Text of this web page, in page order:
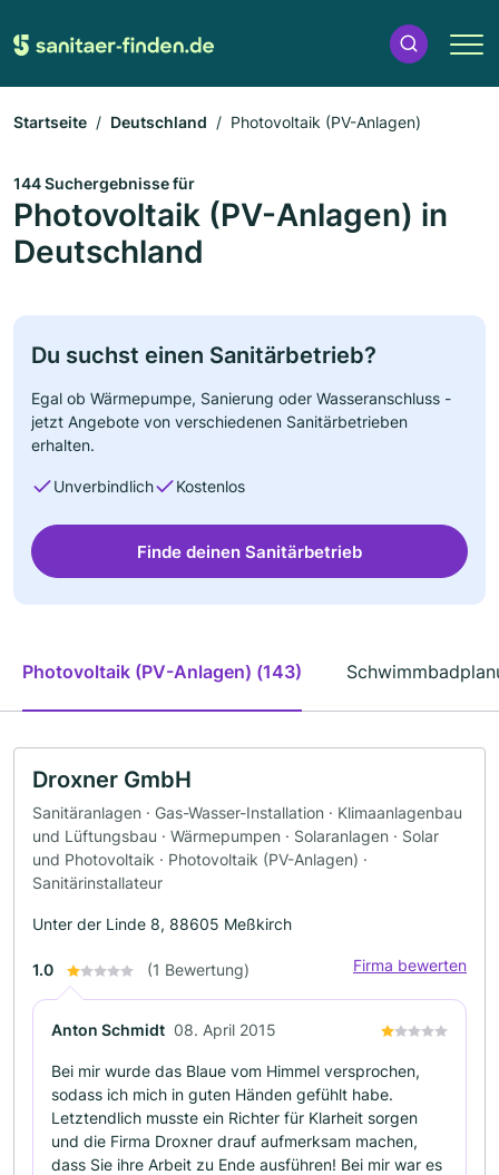
Startseite Deutschland Photovoltaik (PV-Anlagen)
144 Suchergebnisse für
Photovoltaik (PV-Anlagen) in
Deutschland
Du suchst einen Sanitärbetrieb?
Egal ob Wärmepumpe, Sanierung oder Wasseranschluss -
jetzt Angebote von verschiedenen Sanitärbetrieben
erhalten.
Unverbindlich Kostenlos
Finde deinen Sanitärbetrieb
Photovoltaik (PV-Anlagen) (143)
Droxner GmbH
Sanitäranlagen · Gas-Wasser-Installation · Klimaanlagenbau
und Lüftungsbau · Wärmepumpen · Solaranlagen · Solar
und Photovoltaik · Photovoltaik (PV-Anlagen) ·
Sanitärinstallateur
Unter der Linde 8, 88605 Meßkirch
1.0 (1 Bewertung) Firma bewerten
Anton Schmidt 08. April 2015
Bei mir wurde das Blaue vom Himmel versprochen,
sodass ich mich in guten Händen gefühlt habe.
Letztendlich musste ein Richter für Klarheit sorgen
und die Firma Droxner drauf aufmerksam machen,
dass Sie ihre Arbeit zu Ende ausführen! Bei mir war es